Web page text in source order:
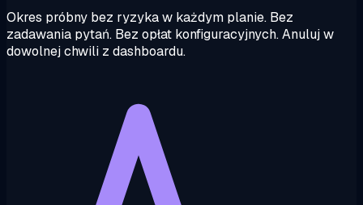
Okres próbny bez ryzyka w każdym planie. Bez
zadawania pytań. Bez opłat konfiguracyjnych. Anuluj w
dowolnej chwili z dashboardu.